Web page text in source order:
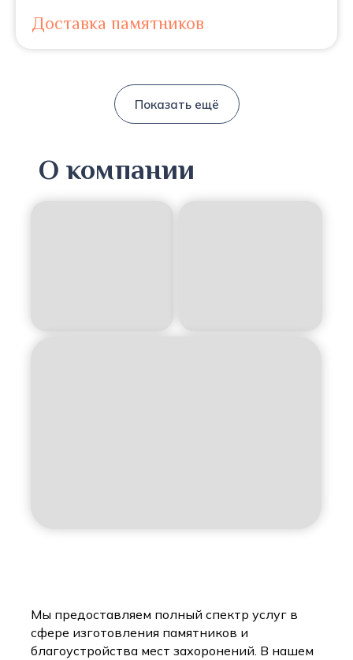
Доставка памятников
Показать ещё
Мы предоставляем полный спектр услуг в
сфере изготовления памятников и
благоустройства мест захоронений. В нашем
О компании